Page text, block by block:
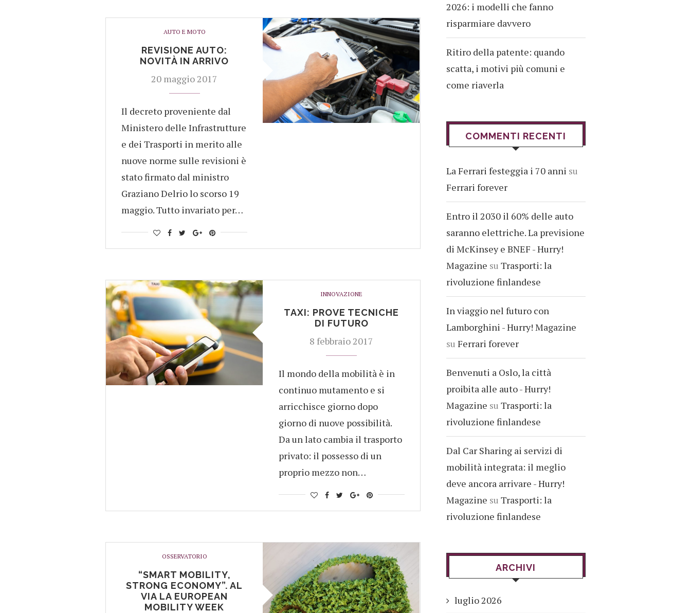
AUTO E MOTO
REVISIONE AUTO:
NOVITÀ IN ARRIVO
20 maggio 2017
Il decreto proveniente dal
Ministero delle Infrastrutture
e dei Trasporti in merito alle
nuove norme sulle revisioni è
stato firmato dal ministro
Graziano Delrio lo scorso 19
maggio. Tutto invariato per…
INNOVAZIONE
TAXI: PROVE TECNICHE
DI FUTURO
8 febbraio 2017
Il mondo della mobilità è in
continuo mutamento e si
arricchisce giorno dopo
giorno di nuove possibilità.
Da un lato cambia il trasporto
privato: il possesso di un
proprio mezzo non…
OSSERVATORIO
“SMART MOBILITY,
STRONG ECONOMY”. AL
VIA LA EUROPEAN
MOBILITY WEEK
2026: i modelli che fanno
risparmiare davvero
Ritiro della patente: quando
scatta, i motivi più comuni e
come riaverla
COMMENTI RECENTI
La Ferrari festeggia i 70 anni su
Ferrari forever
Entro il 2030 il 60% delle auto
saranno elettriche. La previsione
di McKinsey e BNEF - Hurry!
Magazine su Trasporti: la
rivoluzione finlandese
In viaggio nel futuro con
Lamborghini - Hurry! Magazine
su Ferrari forever
Benvenuti a Oslo, la città
proibita alle auto - Hurry!
Magazine su Trasporti: la
rivoluzione finlandese
Dal Car Sharing ai servizi di
mobilità integrata: il meglio
deve ancora arrivare - Hurry!
Magazine su Trasporti: la
rivoluzione finlandese
ARCHIVI
luglio 2026